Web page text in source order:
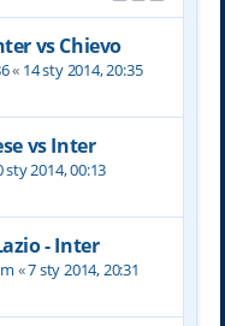
vs Chievo
« 14 sty 2014, 20:35
vs Inter
sty 2014, 00:13
- Inter
«7 sty 2014, 20:31